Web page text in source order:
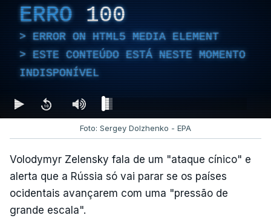
ERRO 100
ERROR ON HTML5 MEDIA ELEMENT
ESTE CONTEÚDO ESTÁ NESTE MOMENTO
INDISPONÍVEL
Foto: Sergey Dolzhenko - EPA
Volodymyr Zelensky fala de um "ataque cínico" e
alerta que a Rússia só vai parar se os países
ocidentais avançarem com uma "pressão de
grande escala".